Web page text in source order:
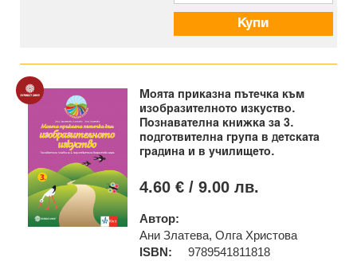
Купи
Моята приказна пътечка към
изобразителното изкуство.
Познавателна книжка за 3.
подготвителна група в детската
градина и в училището.
4.60 € / 9.00 лв.
Автор:
Ани Златева, Олга Христова
ISBN:
9789541811818